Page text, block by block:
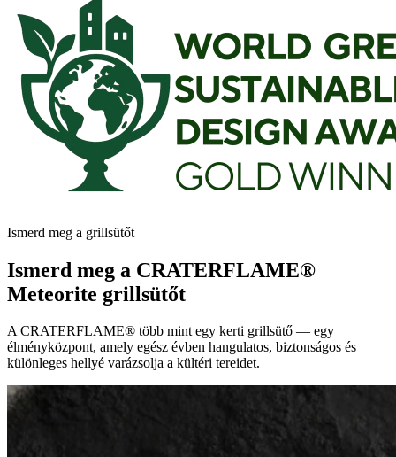
Ismerd meg a grillsütőt
Ismerd meg a CRATERFLAME®
Meteorite grillsütőt
ACRATERFLAME® több mint egy kerti grillsütő — egy
élményközpont, amely egész évben hangulatos, biztonságos és
különleges hellyé varázsolja a kültéri tereidet.